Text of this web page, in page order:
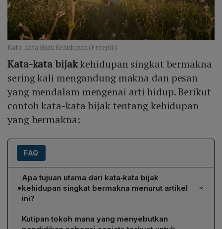
Kata-kata Bijak Kehidupan (Freepik)
Kata-kata bijakkehidupan singkat bermakna
sering kali mengandung makna dan pesan
yang mendalam mengenai arti hidup. Berikut
contoh kata-kata bijak tentang kehidupan
yang bermakna:
FAQ
•
Apa tujuan utama dari kata‑kata bijak
kehidupan singkat bermakna menurut artikel
ini?
menekankan bahwa kata‑kata bijak singkat berfungsi
sebagai sumber motivasi dan penyemangat ketika
Kutipan tokoh mana yang menyebutkan